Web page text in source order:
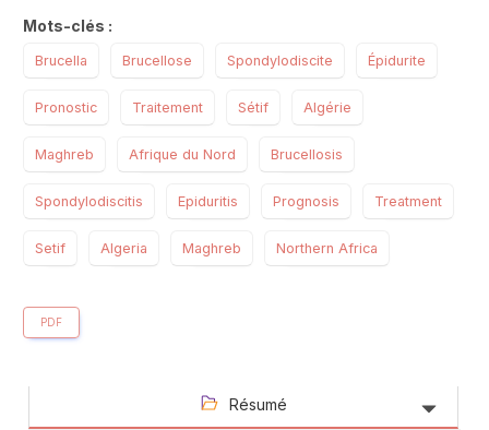
Mots-clés :
Brucella Brucellose Spondylodiscite Épidurite
Pronostic Traitement Sétif Algérie
Maghreb Afrique du Nord Brucellosis
Spondylodiscitis Epiduritis Prognosis Treatment
Setif Algeria Maghreb Northern Africa
PDF
Résumé